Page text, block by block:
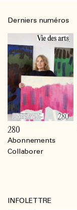
Abonnements
Collaborer
INFOLETTRE
Derniers numéros
280